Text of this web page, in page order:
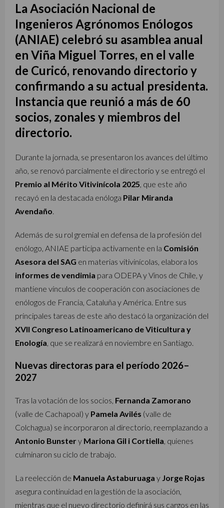
La Asociación Nacional de
Ingenieros Agrónomos Enólogos
(ANIAE) celebró su asamblea anual
en Viña Miguel Torres, en el valle
de Curicó, renovando directorio y
confirmando a su actual presidenta.
Instancia que reunió a más de 60
socios, zonales y miembros del
directorio.
Durante la jornada, se presentaron los avances del último
año, se renovó parcialmente el directorio y se entregó el
Premio al Mérito Vitivinícola 2025 , que este año
recayó en la destacada enóloga Pilar Miranda
Avendaño
Además de su rol gremial en defensa de la profesión del
enólogo, ANIAE participa activamente en la Comisión
Asesora del SAG en materias vitivinícolas, elabora los
informes de vendimia para ODEPA y Vinos de Chile, y
mantiene vínculos de cooperación con asociaciones de
enólogos de Francia, Cataluña y América. Entre sus
principales tareas de este año destacó la organización del
XVII Congreso Latinoamericano de Viticultura y
Enología , que se realizará en noviembre en Santiago.
Nuevas directoras para el período 2026–
2027
Tras la votación de los socios, Fernanda Zamorano
(valle de Cachapoal) y Pamela Avilés (valle de
Colchagua) se incorporaron al directorio, reemplazando a
Antonio Bunstery Mariona Gil i Cortiella , quienes
culminaron su ciclo de trabajo.
La reelección de Manuela Astaburuaga y Jorge Rojas
asegura continuidad en la gestión de la asociación,
mientras que el nuevo directorio definirá sus cargos en las